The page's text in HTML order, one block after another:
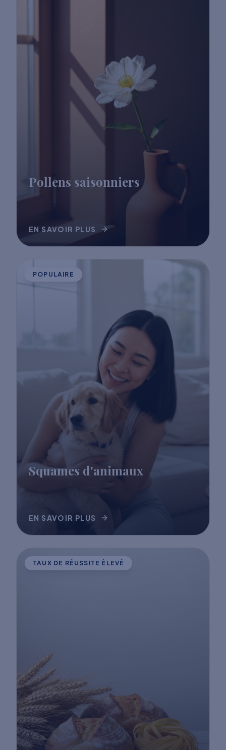
Pollens saisonniers
EN SAVOIR PLUS
POPULAIRE
Squames d'animaux
EN SAVOIR PLUS
TAUX DE RÉUSSITE ÉLEVÉ